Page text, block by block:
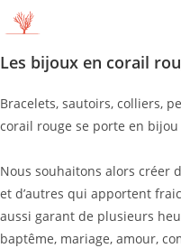
Les bijoux en corail
Bracelets, sautoirs, colliers,
corail rouge se porte en
Nous souhaitons alors créer
et d’autres qui apportent
aussi garant de plusieurs
baptême, mariage, amour,